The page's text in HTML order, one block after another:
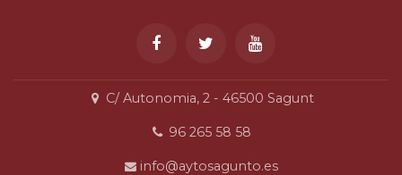
C/ Autonomia, 2 - 46500 Sagunt
96 265 58 58
info@aytosagunto.es